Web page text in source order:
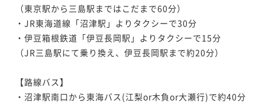
（東京駅から三島駅まではこだまで60分）
・JR東海道線「沼津駅」よりタクシーで30分
・伊豆箱根鉄道「伊豆長岡駅」よりタクシーで15分
（JR三島駅にて乗り換え、伊豆長岡駅まで約20分）
【路線バス】
・沼津駅南口から東海バス(江梨or木負or大瀬行)で約40分